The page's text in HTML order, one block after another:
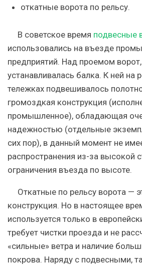
откатные ворота по рельсу.
В советское время подвесные
использовались на въезде
предприятий. Над проемом
устанавливалась балка. К ней на
тележках подвешивалось
громоздкая конструкция
промышленное), обладающая
надежностью (отдельные
сих пор), в данный момент не
распространения из-за высокой
ограничения въезда по высоте.
Откатные по рельсу ворота —
конструкция. Но в настоящее
используется только в
требует чистки проезда и не
«сильные» ветра и наличие
покрова. Наряду с подвесными,